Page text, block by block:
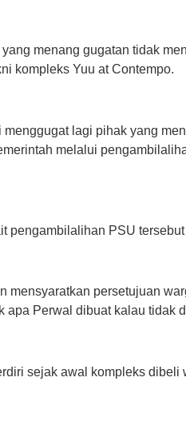
menang gugatan tidak
kompleks Yuu at Contempo.
lagi pihak yang
melalui
pengambilalihan PSU
persetujuan
Perwal dibuat kalau tidak
sejak awal kompleks dibeli